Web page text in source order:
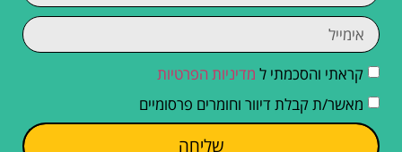
קראתי והסכמתי ל מדיניות הפרטיות
מאשר/ת קבלת דיוור וחומרים פרסומיים
שליחה